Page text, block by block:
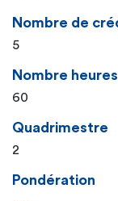
Nombre de
5
Nombre heures
60
Quadrimestre
2
Pondération